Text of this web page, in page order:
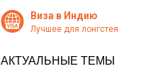
Виза в Индию
Лучшее для лонгстея
АКТУАЛЬНЫЕ ТЕМЫ